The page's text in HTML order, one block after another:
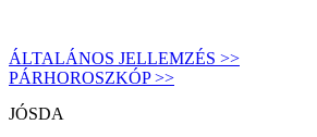
ÁLTALÁNOS JELLEMZÉS >>
PÁRHOROSZKÓP >>
JÓSDA